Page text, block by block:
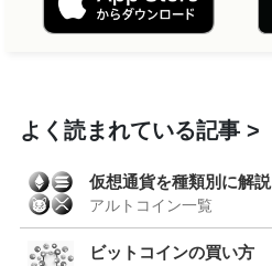
よく読まれている記事
仮想通貨を種類別に解説
アルトコイン一覧
ビットコインの買い方